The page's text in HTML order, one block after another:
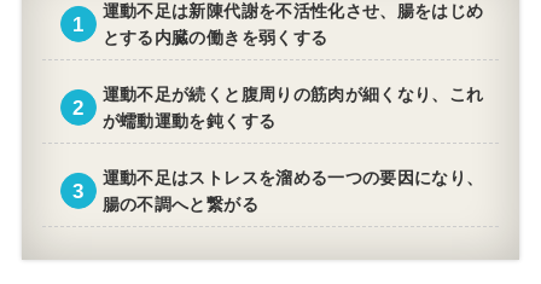
運動不足は新陳代謝を不活性化させ、腸をはじめ
とする内臓の働きを弱くする
運動不足が続くと腹周りの筋肉が細くなり、これ
が蠕動運動を鈍くする
運動不足はストレスを溜める一つの要因になり、
腸の不調へと繋がる